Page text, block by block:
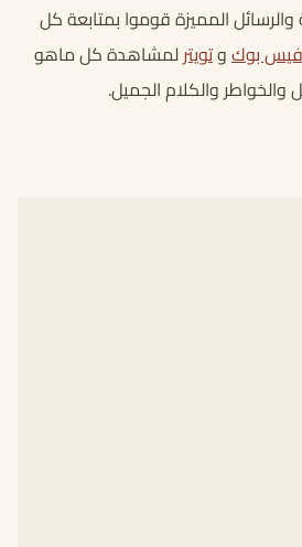
والرسائل المميزة قوموا بمتابعة كل
فيس بوكوتويترلمشاهدة كل ماهو
والخواطر والكلام الجميل.